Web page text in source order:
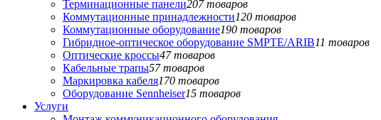
Терминационные панели207 товаров
Коммутационные принадлежности120 товаров
Коммутационные оборудование190 товаров
Гибридное-оптическое оборудование SMPTE/ARIB11 товаров
Оптические кроссы47 товаров
Кабельные трапы57 товаров
Маркировка кабеля170 товаров
Оборудование Sennheiser15 товаров
Услуги